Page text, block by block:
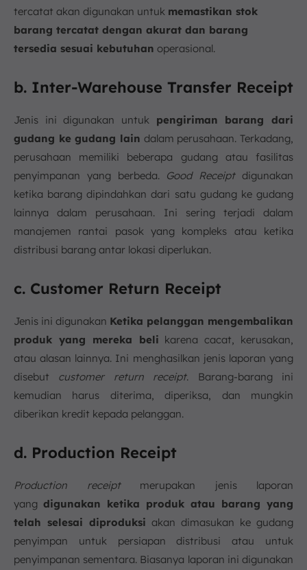
tercatat akan digunakan untuk memastikan stok
barang tercatat dengan akurat dan barang
tersedia sesuai kebutuhan operasional.
b. Inter-Warehouse Transfer Receipt
Jenis ini digunakan untuk pengiriman barang dari
gudang ke gudang lain dalam perusahaan. Terkadang,
perusahaan memiliki beberapa gudang atau fasilitas
penyimpanan yang berbeda. Good Receiptdigunakan
ketika barang dipindahkan dari satu gudang ke gudang
lainnya dalam perusahaan. Ini sering terjadi dalam
manajemen rantai pasok yang kompleks atau ketika
distribusi barang antar lokasi diperlukan.
c. Customer Return Receipt
Jenis ini digunakan Ketika pelanggan mengembalikan
produk yang mereka beli karena cacat, kerusakan,
atau alasan lainnya. Ini menghasilkan jenis laporan yang
disebut customer return receipt. Barang-barang ini
kemudian harus diterima, diperiksa, dan mungkin
diberikan kredit kepada pelanggan.
d. Production Receipt
Production receipt merupakan jenis laporan
yang digunakan ketika produk atau barang yang
telah selesai diproduksi akan dimasukan ke gudang
penyimpan untuk persiapan distribusi atau untuk
penyimpanan sementara. Biasanya laporan ini digunakan